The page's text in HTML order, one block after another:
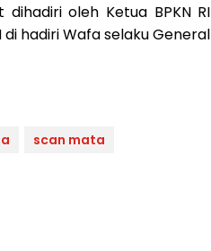
oleh Ketua BPKN RI
hadiri Wafa selaku General
scan mata